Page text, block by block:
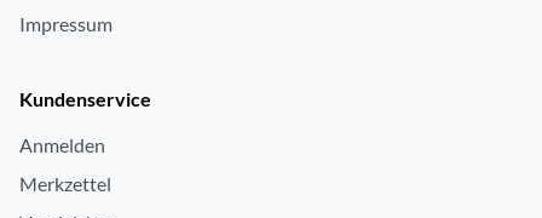
Impressum
Kundenservice
Anmelden
Merkzettel